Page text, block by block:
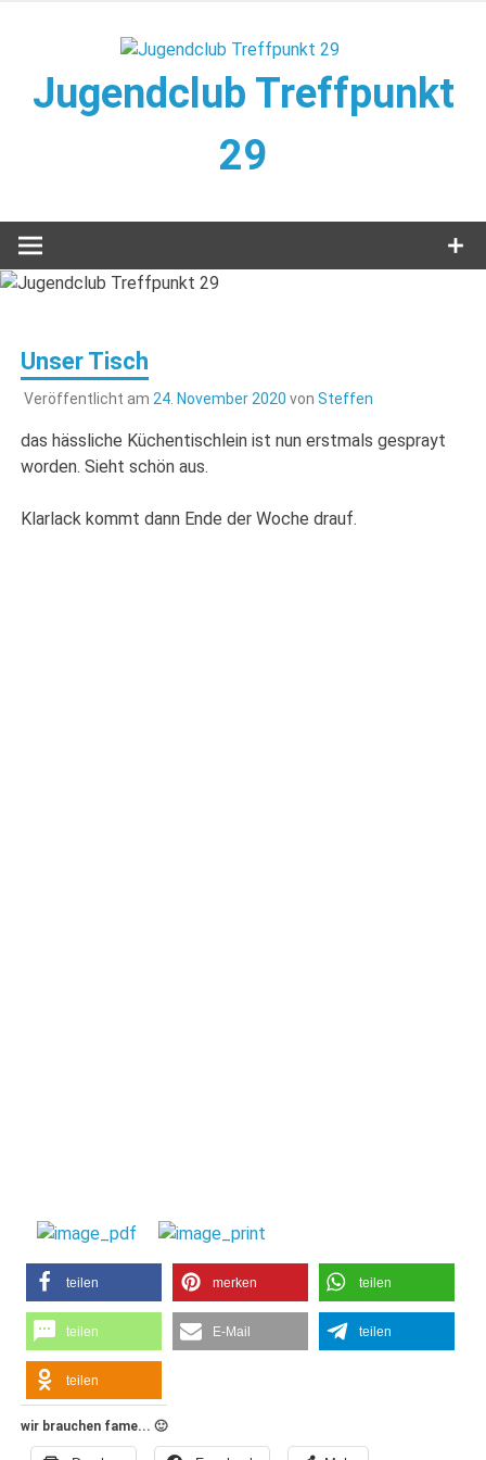
Jugendclub Treffpunkt
29
Unser Tisch
Veröffentlicht am 24. November 2020 von Steffen
das hässliche Küchentischlein ist nun erstmals gesprayt
worden. Sieht schön aus.
Klarlack kommt dann Ende der Woche drauf.
teilen merken teilen
teilen E-Mail teilen
teilen
wir brauchen fame... 🙂